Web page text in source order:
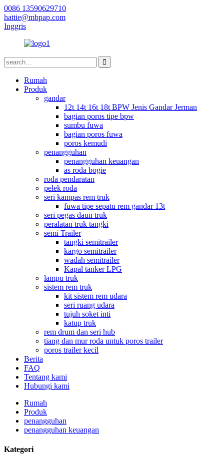
0086 13590629710
hattie@mbpap.com
Inggris
Rumah
Produk
gandar
12t 14t 16t 18t BPW Jenis Gandar Jerman
bagian poros tipe bpw
sumbu fuwa
bagian poros fuwa
poros kemudi
penangguhan
penangguhan keuangan
as roda bogie
roda pendaratan
pelek roda
seri kampas rem truk
fuwa tipe sepatu rem gandar 13t
seri pegas daun truk
peralatan truk tangki
semi Trailer
tangki semitrailer
kargo semitrailer
wadah semitrailer
Kapal tanker LPG
lampu truk
sistem rem truk
kit sistem rem udara
seri ruang udara
tujuh soket inti
katup truk
rem drum dan seri hub
tiang dan mur roda untuk poros trailer
poros trailer kecil
Berita
FAQ
Tentang kami
Hubungi kami
Rumah
Produk
penangguhan
penangguhan keuangan
Kategori